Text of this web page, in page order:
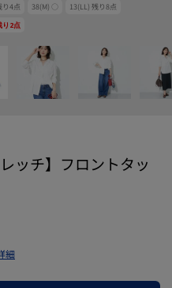
り4点 38(M) ○ 13(LL) 残り8点
り 2点
ッチ】フロントタッ
細